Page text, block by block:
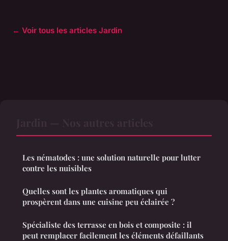
← Voir tous les articles Jardin
Les nématodes : une solution naturelle pour lutter
contre les nuisibles
Quelles sont les plantes aromatiques qui
prospèrent dans une cuisine peu éclairée ?
Spécialiste des terrasse en bois et composite : il
peut remplacer facilement les éléments défaillants